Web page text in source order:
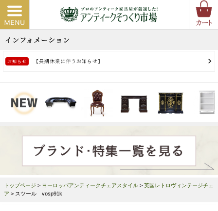
トップページ > ヨーロッパアンティークチェアスタイル > 英国レトロヴィンテージチェ
ア > スツール vosp91k